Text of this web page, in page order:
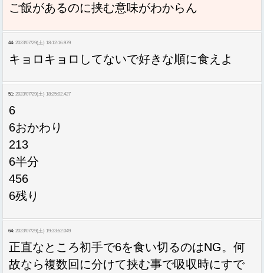
ご飯があるのに挟む意味がわからん
44: 2023/07/29(土) 18:12:16.979
キョロキョロしてないで好きな順に食えよ
51: 2023/07/29(土) 18:25:02.427
6
6おかわり
213
6半分
456
6残り
64: 2023/07/29(土) 19:33:52.049
正直なところ初手で6を食い切るのはNG。何
故なら複数回に分けて挟む事で吸収時にすで